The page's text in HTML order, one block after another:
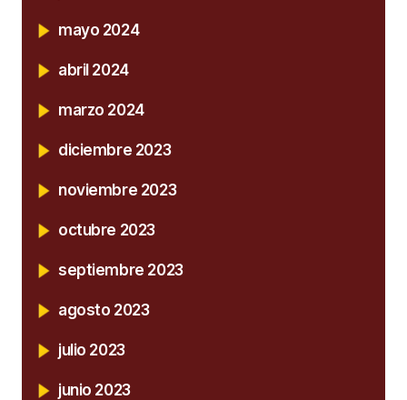
mayo 2024
abril 2024
marzo 2024
diciembre 2023
noviembre 2023
octubre 2023
septiembre 2023
agosto 2023
julio 2023
junio 2023